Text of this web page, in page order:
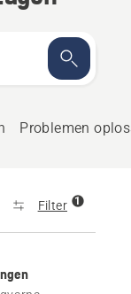
Problemen
Filter 1